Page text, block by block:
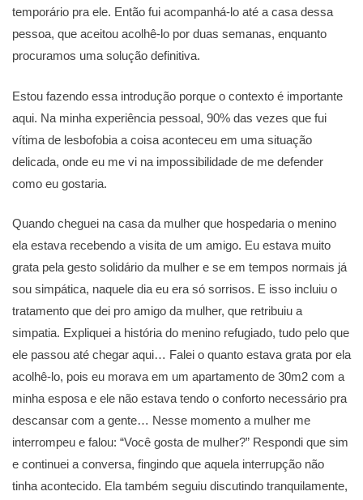
temporário pra ele. Então fui acompanhá-lo até a casa dessa
pessoa, que aceitou acolhê-lo por duas semanas, enquanto
procuramos uma solução definitiva.
Estou fazendo essa introdução porque o contexto é importante
aqui. Na minha experiência pessoal, 90% das vezes que fui
vítima de lesbofobia a coisa aconteceu em uma situação
delicada, onde eu me vi na impossibilidade de me defender
como eu gostaria.
Quando cheguei na casa da mulher que hospedaria o menino
ela estava recebendo a visita de um amigo. Eu estava muito
grata pela gesto solidário da mulher e se em tempos normais já
sou simpática, naquele dia eu era só sorrisos. E isso incluiu o
tratamento que dei pro amigo da mulher, que retribuiu a
simpatia. Expliquei a história do menino refugiado, tudo pelo que
ele passou até chegar aqui… Falei o quanto estava grata por ela
acolhê-lo, pois eu morava em um apartamento de 30m2 com a
minha esposa e ele não estava tendo o conforto necessário pra
descansar com a gente… Nesse momento a mulher me
interrompeu e falou: “Você gosta de mulher?” Respondi que sim
e continuei a conversa, fingindo que aquela interrupção não
tinha acontecido. Ela também seguiu discutindo tranquilamente,